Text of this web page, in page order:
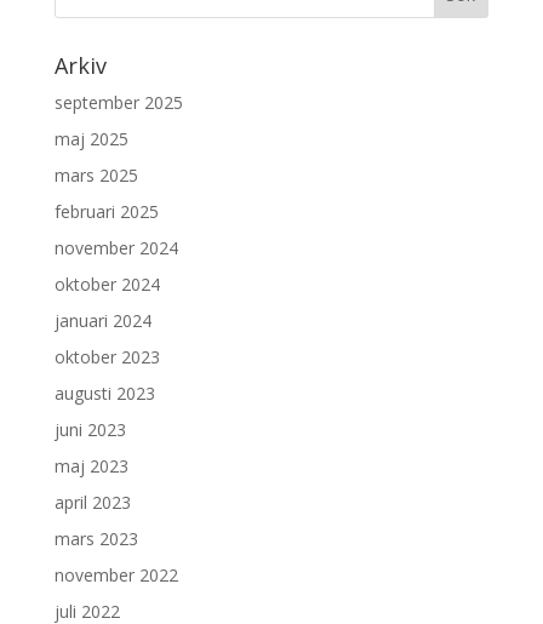
Arkiv
september 2025
maj 2025
mars 2025
februari 2025
november 2024
oktober 2024
januari 2024
oktober 2023
augusti 2023
juni 2023
maj 2023
april 2023
mars 2023
november 2022
juli 2022